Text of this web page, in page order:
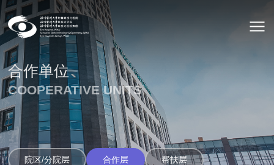
合作单位
COOPERATIVE UNITS
院区/分院层 合作层 帮扶层